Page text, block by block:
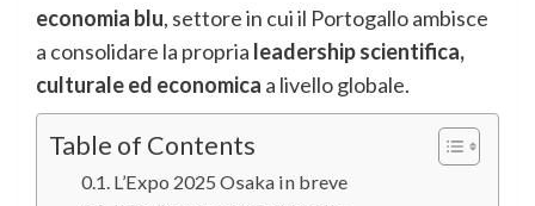
economia blu, settore in cui il Portogallo ambisce
a consolidare la propria leadership scientifica,
culturale ed economica a livello globale.
Table of Contents
L’Expo 2025 Osaka in breve